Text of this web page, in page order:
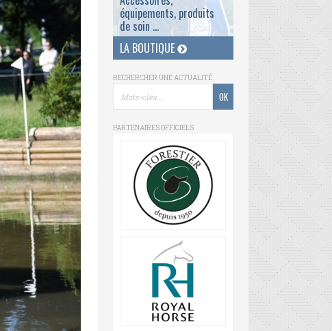
équipements, produits
de soin ...
LA BOUTIQUE
RECHERCHER UNE ACTUALITÉ
PARTENAIRES OFFICIELS